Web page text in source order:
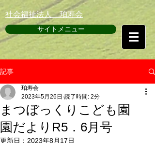
​社会福祉法人 珀寿会
サイトメニュー
記事
まつぼっくりこども園
園だよりR5．6月号
珀寿会
2023年5月26日 読了時間: 2分
更新日： 2023年8月17日